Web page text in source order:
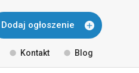
Dodaj ogłoszenie
Kontakt Blog